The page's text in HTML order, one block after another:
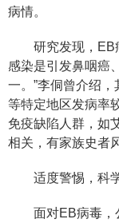
病情。
研究发现，EB病
感染是引发鼻咽癌
一。”李侗曾介绍
等特定地区发病率
免疫缺陷人群，如
相关，有家族史者
适度警惕，科
面对EB病毒，公